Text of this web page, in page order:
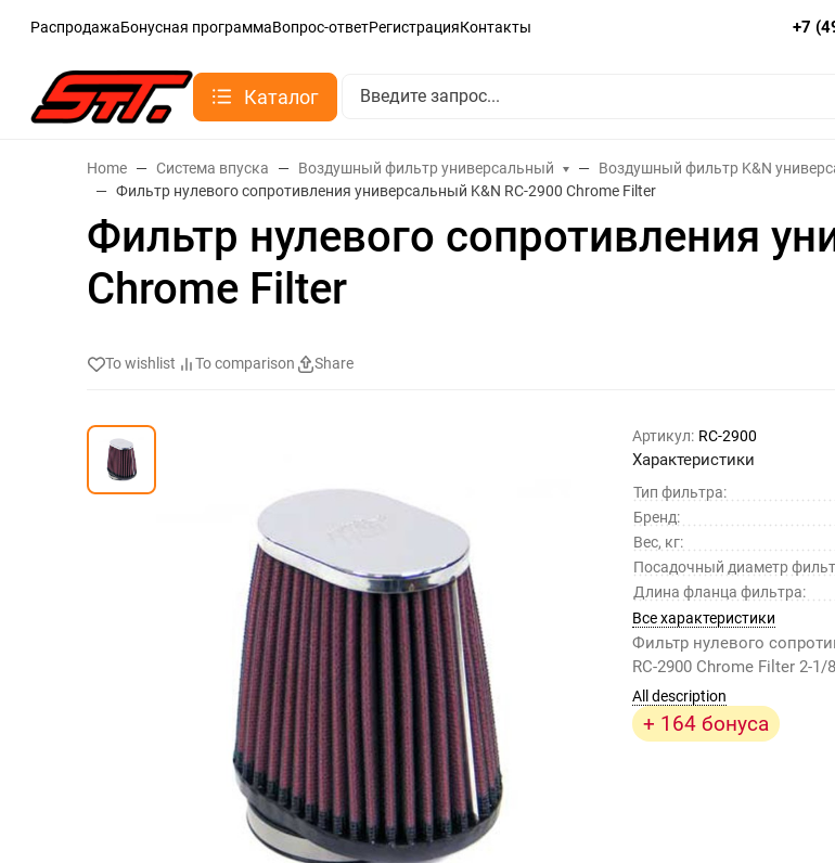
РаспродажаБонусная программаВопрос-ответРегистрацияКонтакты +7
Каталог
Home Система впуска Воздушный фильтр универсальный
Воздушный фильтр K&N
Фильтр нулевого сопротивления универсальный K&N RC-2900 Chrome Filter
Фильтр нулевого сопротивления
Chrome Filter
To wishlist To comparison Share
Артикул: RC-2900
Характеристики
Тип фильтра:
Бренд:
Вес, кг:
Посадочный диаметр
Длина фланца фильтра:
Все характеристики
Фильтр нулевого
RC-2900 Chrome Filter 2-1/
All description
+ 164 бонуса